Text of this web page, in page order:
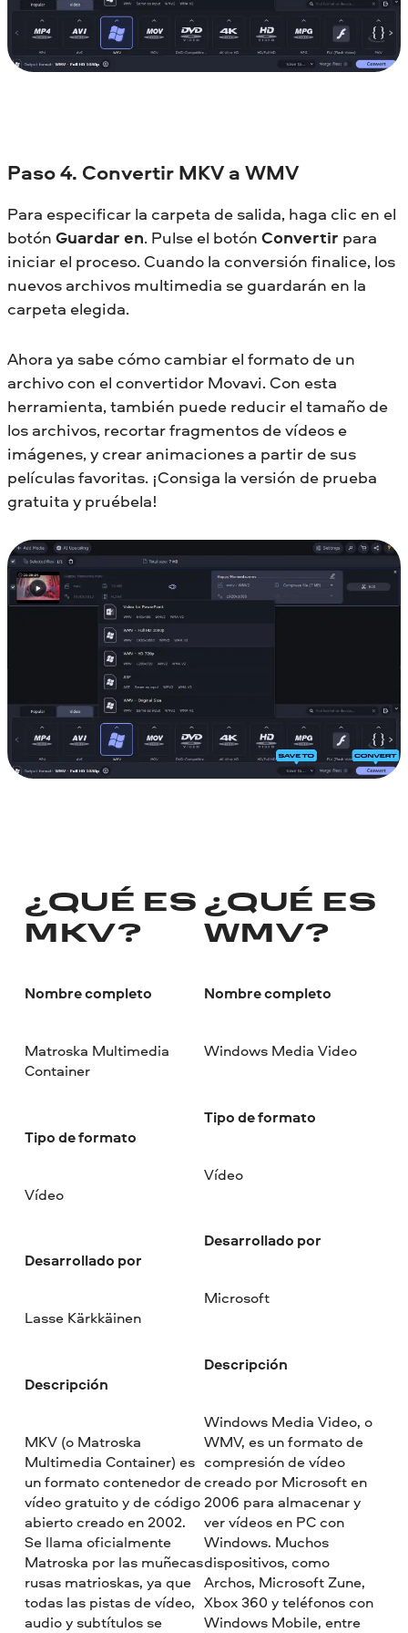
Paso 4. Convertir MKV a WMV
Para especificar la carpeta de salida, haga clic en el
botón Guardar en. Pulse el botón Convertir para
iniciar el proceso. Cuando la conversión finalice, los
nuevos archivos multimedia se guardarán en la
carpeta elegida.
Ahora ya sabe cómo cambiar el formato de un
archivo con el convertidor Movavi. Con esta
herramienta, también puede reducir el tamaño de
los archivos, recortar fragmentos de vídeos e
imágenes, y crear animaciones a partir de sus
películas favoritas. ¡Consiga la versión de prueba
gratuita y pruébela!
¿QUÉ ES
MKV?
Nombre completo
Matroska Multimedia
Container
Tipo de formato
Vídeo
Desarrollado por
Lasse Kärkkäinen
Descripción
MKV (o Matroska
Multimedia Container) es
un formato contenedor de
vídeo gratuito y de código
abierto creado en 2002.
Se llama oficialmente
Matroska por las muñecas
rusas matrioskas, ya que
todas las pistas de vídeo,
audio y subtítulos se
¿QUÉ ES
WMV?
Nombre completo
Windows Media Video
Tipo de formato
Vídeo
Desarrollado por
Microsoft
Descripción
Windows Media Video, o
WMV, es un formato de
compresión de vídeo
creado por Microsoft en
2006 para almacenar y
ver vídeos en PC con
Windows. Muchos
dispositivos, como
Archos, Microsoft Zune,
Xbox 360 y teléfonos con
Windows Mobile, entre